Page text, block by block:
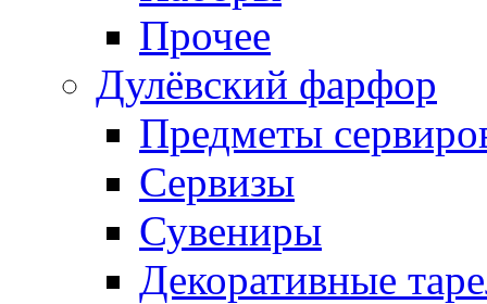
Прочее
Дулёвский фарфор
Предметы
Сервизы
Сувениры
Декоративные